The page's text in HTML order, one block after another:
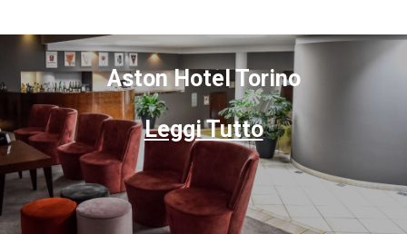
Aston Hotel Torino
Leggi Tutto